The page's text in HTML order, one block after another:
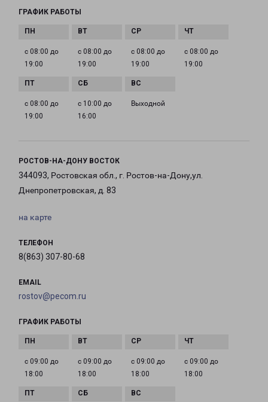
ГРАФИК РАБОТЫ
с 08:00 до
19:00
с 08:00 до
19:00
с 08:00 до
19:00
с 08:00 до
19:00
с 08:00 до
19:00
с 10:00 до
16:00
Выходной
РОСТОВ-НА-ДОНУ ВОСТОК
344093, Ростовская обл., г. Ростов-на-Дону,ул.
Днепропетровская, д. 83
на карте
ТЕЛЕФОН
8(863) 307-80-68
EMAIL
rostov@pecom.ru
ГРАФИК РАБОТЫ
с 09:00 до
18:00
с 09:00 до
18:00
с 09:00 до
18:00
с 09:00 до
18:00